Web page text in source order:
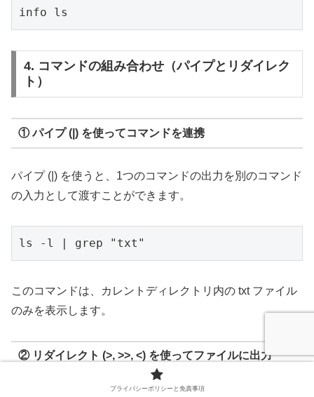
info ls
4. コマンドの組み合わせ（パイプとリダイレク
ト）
① パイプ (| ) を使ってコマンドを連携
パイプ (|) を使うと、1つのコマンドの出力を別のコマンド
の入力として渡すことができます。
ls -l | grep "txt"
このコマンドは、カレントディレクトリ内の txt ファイル
のみを表示します。
② リダイレクト (>, >>, <) を使ってファイルに出力
プライバシーポリシーと免責事項